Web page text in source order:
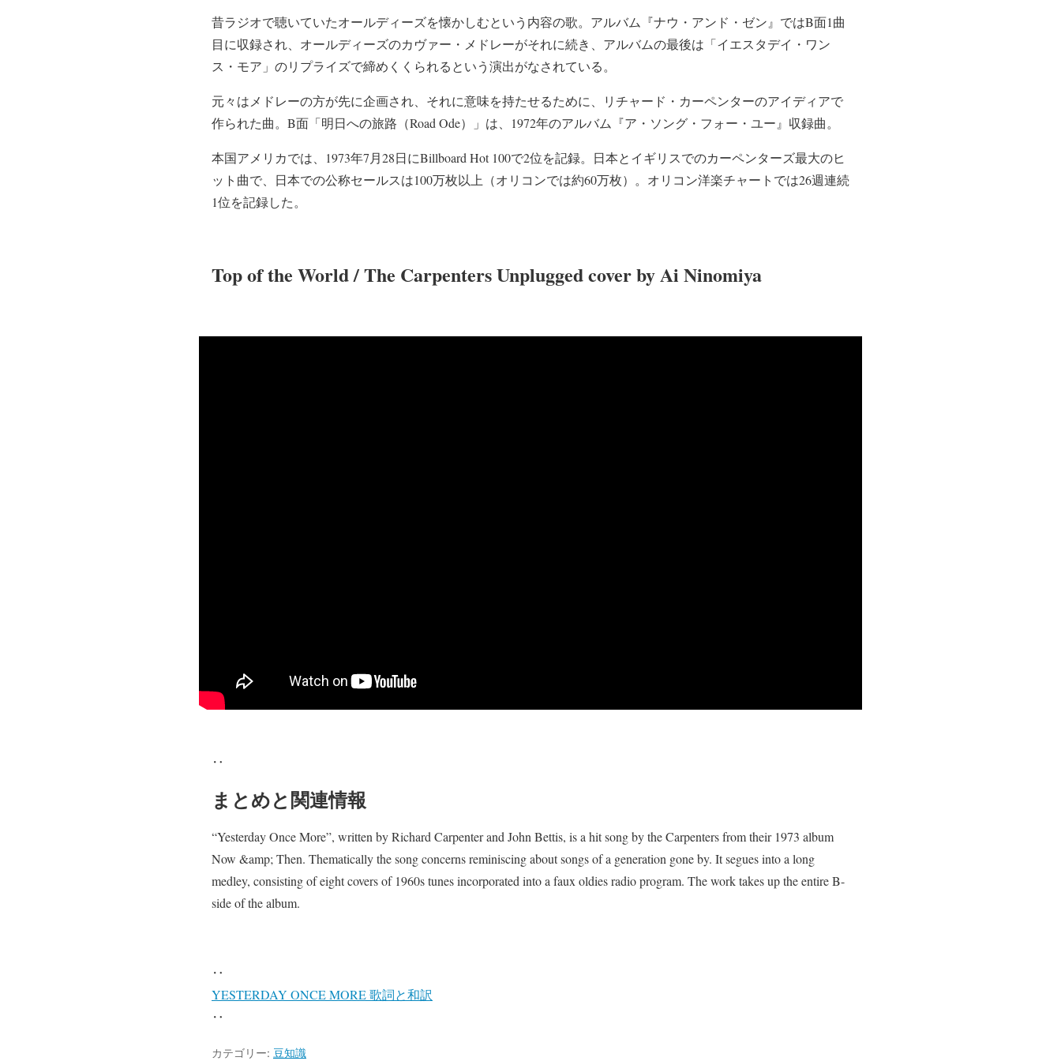
昔ラジオで聴いていたオールディーズを懐かしむという内容の歌。アルバム『ナウ・アンド・ゼン』ではB面1曲
目に収録され、オールディーズのカヴァー・メドレーがそれに続き、アルバムの最後は「イエスタデイ・ワン
ス・モア」のリプライズで締めくくられるという演出がなされている。
元々はメドレーの方が先に企画され、それに意味を持たせるために、リチャード・カーペンターのアイディアで
作られた曲。B面「明日への旅路（Road Ode）」は、1972年のアルバム『ア・ソング・フォー・ユー』収録曲。
本国アメリカでは、1973年7月28日にBillboard Hot 100で2位を記録。日本とイギリスでのカーペンターズ最大のヒ
ット曲で、日本での公称セールスは100万枚以上（オリコンでは約60万枚）。オリコン洋楽チャートでは26週連続
1位を記録した。
Top of the World / The Carpenters Unplugged cover by Ai Ninomiya
‥
まとめと関連情報
“Yesterday Once More”, written by Richard Carpenter and John Bettis, is a hit song by the Carpenters from their 1973 album
Now &amp; Then. Thematically the song concerns reminiscing about songs of a generation gone by. It segues into a long
medley, consisting of eight covers of 1960s tunes incorporated into a faux oldies radio program. The work takes up the entire B-
side of the album.
‥
YESTERDAY ONCE MORE 歌詞と和訳
‥
カテゴリー: 豆知識